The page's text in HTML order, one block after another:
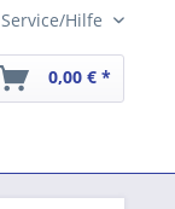
Service/Hilfe
0,00 € *